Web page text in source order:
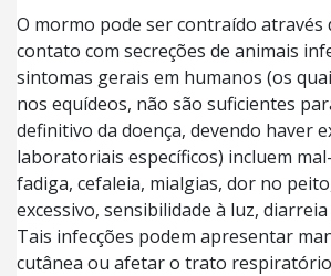
O mormo pode ser contraído através
contato com secreções de animais
sintomas gerais em humanos (os
nos equídeos, não são suficientes
definitivo da doença, devendo haver
laboratoriais específicos) incluem
fadiga, cefaleia, mialgias, dor no
excessivo, sensibilidade à luz,
Tais infecções podem apresentar
cutânea ou afetar o trato